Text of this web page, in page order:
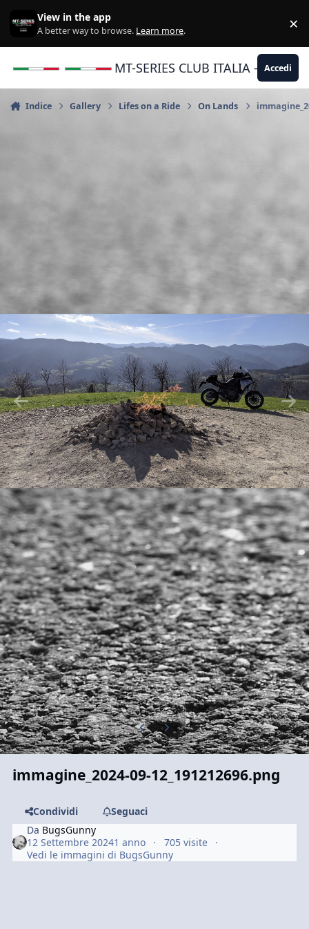
View in the app
A better way to browse. Learn more. ×
MT-SERIES CLUB ITALIA -Accedi
Indice Gallery Lifes on a Ride On Lands
Previous carousel slide
Next carousel slide
immagine_2024-09-12_191212696.png
Condividi
Seguaci
Da BugsGunny
12 Settembre 20241 anno
705 visite
Vedi le immagini di BugsGunny